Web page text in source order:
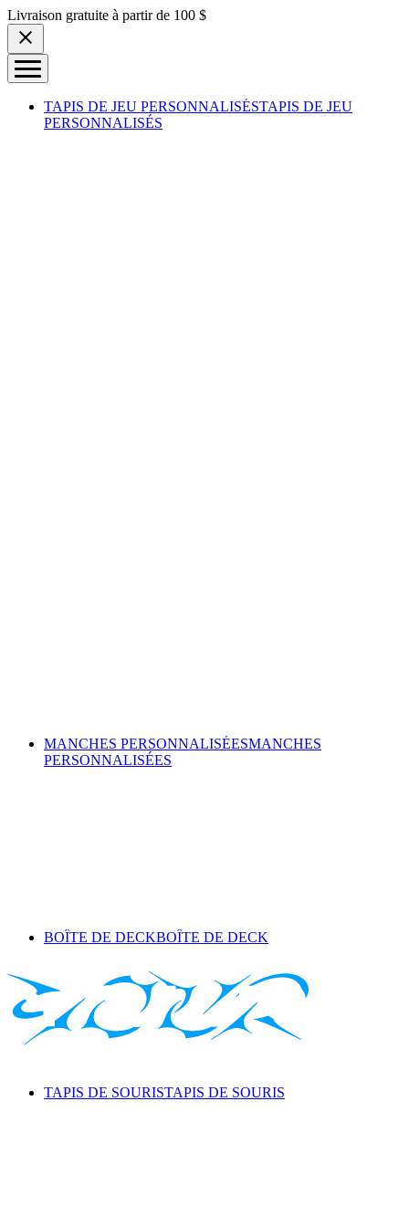
Skip to content
Livraison gratuite à partir de 100 $
TAPIS DE JEU PERSONNALISÉSTAPIS DE JEU
PERSONNALISÉS
MANCHES PERSONNALISÉESMANCHES
PERSONNALISÉES
BOÎTE DE DECKBOÎTE DE DECK
TAPIS DE SOURISTAPIS DE SOURIS